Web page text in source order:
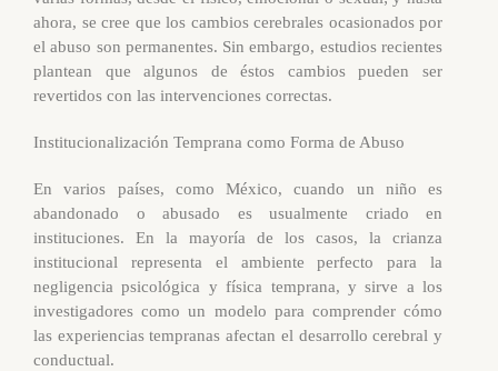
ahora, se cree que los cambios cerebrales ocasionados por
el abuso son permanentes. Sin embargo, estudios recientes
plantean que algunos de éstos cambios pueden ser
revertidos con las intervenciones correctas.
Institucionalización Temprana como Forma de Abuso
En varios países, como México, cuando un niño es
abandonado o abusado es usualmente criado en
instituciones. En la mayoría de los casos, la crianza
institucional representa el ambiente perfecto para la
negligencia psicológica y física temprana, y sirve a los
investigadores como un modelo para comprender cómo
las experiencias tempranas afectan el desarrollo cerebral y
conductual.